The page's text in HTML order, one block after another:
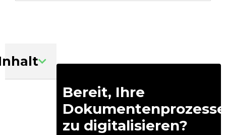
Bereit, Ihre
Dokumentenprozesse
zu digitalisieren?